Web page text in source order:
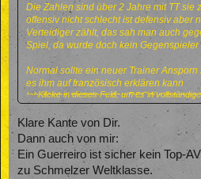
Die Zahlen sind über 2 Jahre mit TT sie
offensiv nicht schlecht ist defensiv aber
Verteidiger zählt, das sah man auch
Spiel, da wurde doch kein Gegenspieler
Normal sollte ein neuer Trainer
es ihm auf französisch erklären kann
Ich denke trotzdem das PSG für ihn
Spieler die Bayern sind, sicherlich
Topstars zu spielen, er streikt sich
halt eher passiver lustloser
Klicke in dieses Feld, um es in
Klare Kante von Dir.
Dann auch von mir:
Ein Guerreiro ist sicher kein Top-
zu Schmelzer Weltklasse.